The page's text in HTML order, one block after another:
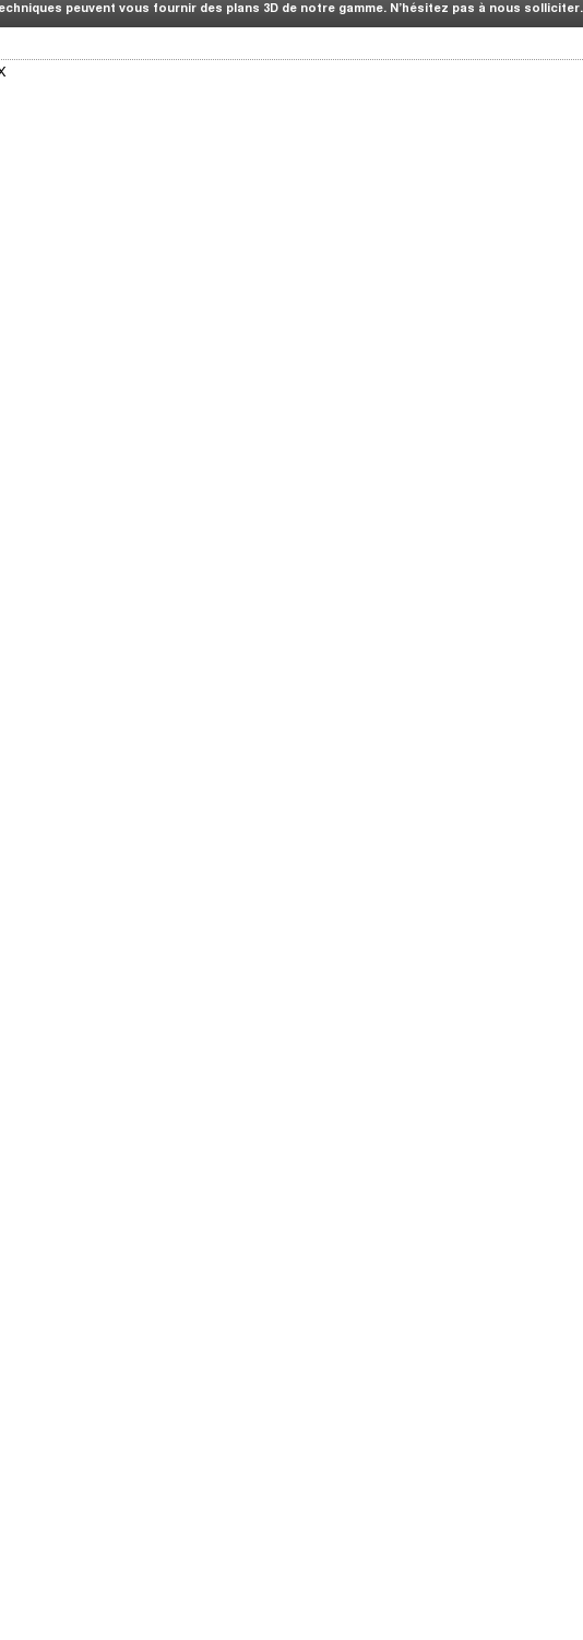
peuvent vous fournir des plans 3D de notre gamme. N’hésitez pas à nous solliciter.